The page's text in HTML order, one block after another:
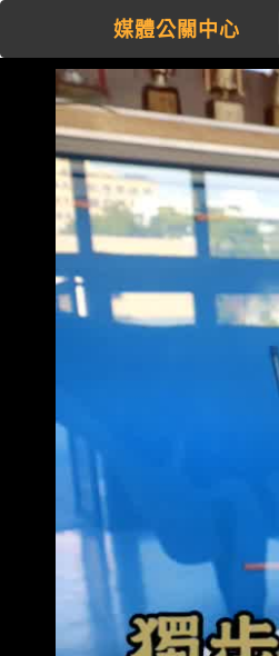
媒體公關中心